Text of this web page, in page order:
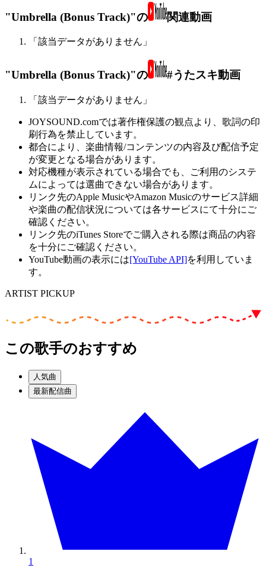
"Umbrella (Bonus Track)"の 関連動画
「該当データがありません」
"Umbrella (Bonus Track)"の #うたスキ動画
「該当データがありません」
JOYSOUND.comでは著作権保護の観点より、歌詞の印
刷行為を禁止しています。
都合により、楽曲情報/コンテンツの内容及び配信予定
が変更となる場合があります。
対応機種が表示されている場合でも、ご利用のシステ
ムによっては選曲できない場合があります。
リンク先のApple MusicやAmazon Musicのサービス詳細
や楽曲の配信状況については各サービスにて十分にご
確認ください。
リンク先のiTunes Storeでご購入される際は商品の内容
を十分にご確認ください。
YouTube動画の表示には[YouTube API]を利用していま
す。
ARTIST PICKUP
この歌手のおすすめ
人気曲
最新配信曲
1